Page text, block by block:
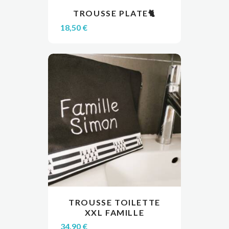
VIEW
LIRE LA SUITE
TROUSSE PLATE🐈
18,50 €
VIEW CHOIX DES OPTIONS
plusieurs
TROUSSE TOILETTE
XXL FAMILLE
PERSONNALISÉE
34,90 €